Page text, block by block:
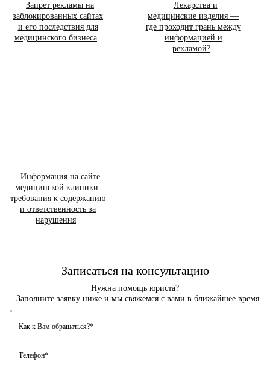
Запрет рекламы на
заблокированных сайтах
и его последствия для
медицинского бизнеса
Лекарства и
медицинские изделия —
где проходит грань между
информацией и
рекламой?
Информация на сайте
медицинской клиники:
требования к содержанию
и ответственность за
нарушения
Записаться на консультацию
Нужна помощь юриста?
Заполните заявку ниже и мы свяжемся с вами в ближайшее время